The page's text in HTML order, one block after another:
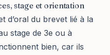
stage et orientation
d’oral du brevet lié à la
stage de 3e ou à
bien, car ils